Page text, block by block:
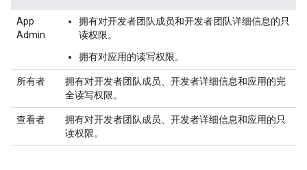
App
Admin
拥有对开发者团队成员和开发者团队详细信息的只
读权限。
拥有对应用的读写权限。
所有者
拥有对开发者团队成员、开发者详细信息和应用的完
全读写权限。
查看者
拥有对开发者团队成员、开发者详细信息和应用的只
读权限。